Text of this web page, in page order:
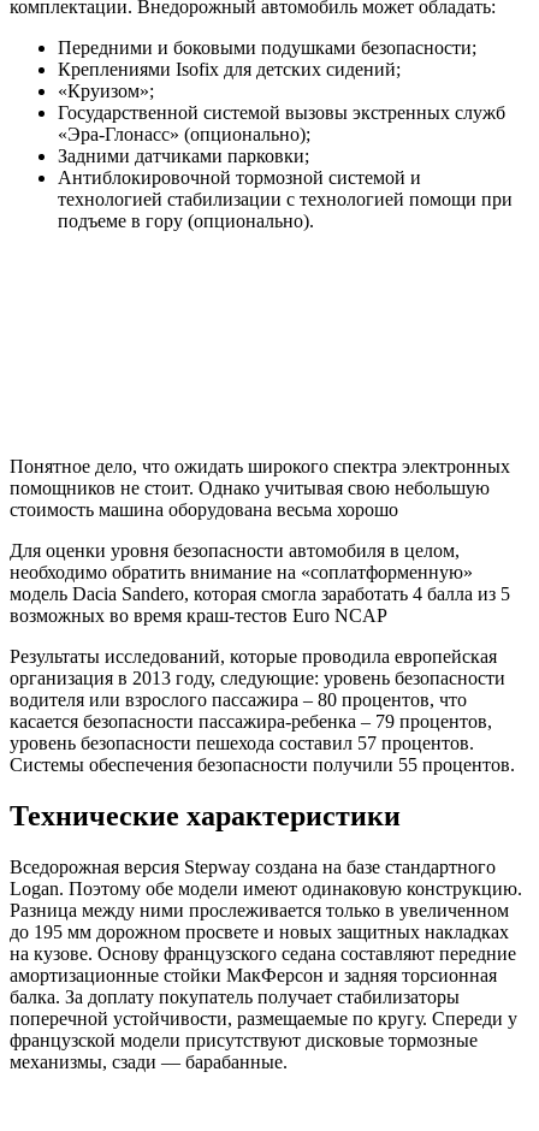
комплектации. Внедорожный автомобиль может обладать:
Передними и боковыми подушками безопасности;
Креплениями Isofix для детских сидений;
«Круизом»;
Государственной системой вызовы экстренных служб
«Эра-Глонасс» (опционально);
Задними датчиками парковки;
Антиблокировочной тормозной системой и
технологией стабилизации с технологией помощи при
подъеме в гору (опционально).
Понятное дело, что ожидать широкого спектра электронных
помощников не стоит. Однако учитывая свою небольшую
стоимость машина оборудована весьма хорошо
Для оценки уровня безопасности автомобиля в целом,
необходимо обратить внимание на «соплатформенную»
модель Dacia Sandero, которая смогла заработать 4 балла из 5
возможных во время краш-тестов Euro NCAP
Результаты исследований, которые проводила европейская
организация в 2013 году, следующие: уровень безопасности
водителя или взрослого пассажира – 80 процентов, что
касается безопасности пассажира-ребенка – 79 процентов,
уровень безопасности пешехода составил 57 процентов.
Системы обеспечения безопасности получили 55 процентов.
Технические характеристики
Вседорожная версия Stepway создана на базе стандартного
Logan. Поэтому обе модели имеют одинаковую конструкцию.
Разница между ними прослеживается только в увеличенном
до 195 мм дорожном просвете и новых защитных накладках
на кузове. Основу французского седана составляют передние
амортизационные стойки МакФерсон и задняя торсионная
балка. За доплату покупатель получает стабилизаторы
поперечной устойчивости, размещаемые по кругу. Спереди у
французской модели присутствуют дисковые тормозные
механизмы, сзади — барабанные.